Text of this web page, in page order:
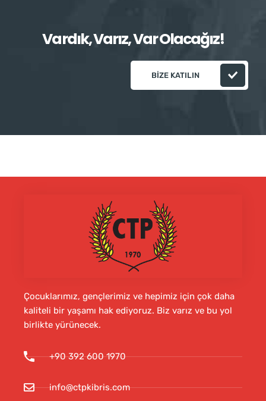
Vardık, Varız, Var Olacağız!
BIZE KATILIN
Çocuklarımız, gençlerimiz ve hepimiz için çok daha
kaliteli bir yaşamı hak ediyoruz. Biz varız ve bu yol
birlikte yürünecek.
+90 392 600 1970
info@ctpkibris.com